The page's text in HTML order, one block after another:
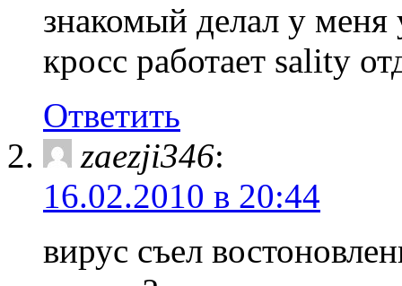
знакомый делал у
кросс работает sality
Ответить
zaezji346:
16.02.2010 в 20:44
вирус съел